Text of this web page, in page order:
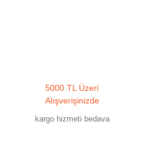
5000 TL Üzeri
Alışverişinizde
kargo hizmeti bedava